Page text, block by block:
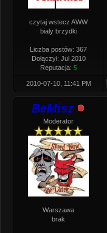
czytaj wstecz AWW
bialy brzydki
Liczba postów: 367
Dołączył: Jul 2010
Reputacja: 5
2010-07-10, 11:41 PM
BeMisz
Moderator
Warszawa
brak